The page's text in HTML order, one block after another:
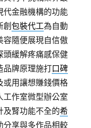
代金融機構的功能
創包裝代工為自動
容隨便展現自信傲
頭緩解疼痛感保健
品牌原理施打口碑
或用讓想賺錢價格
工作室微型辦公室
及腎功能不全的希
分享與多作品相較